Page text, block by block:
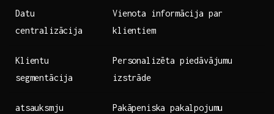
Datu
centralizācija
Vienota informācija par
klientiem
Klientu
segmentācija
Personalizēta piedāvājumu
izstrāde
atsauksmju
Pakāpeniska pakalpojumu